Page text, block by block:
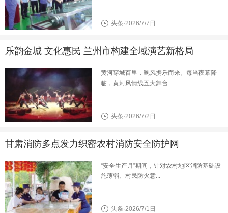
头条·2026/7/7日
乐韵金城 文化惠民 兰州市构建全域演艺新格局
黄河穿城百里，晚风携乐而来。每当夜幕降
临，黄河风情线五大舞台...
头条·2026/7/2日
甘肃消防多点发力织密农村消防安全防护网
“安全生产月”期间，针对农村地区消防基础设
施薄弱、村民防火意...
头条·2026/7/1日